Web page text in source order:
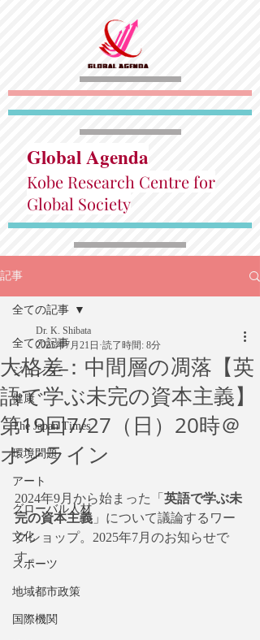
Global Agenda
Kobe Research Centre for
Global Society
記事
全ての記事
ジェンダー
健康
The Japan Times
環境問題
アート
グローバル人材
文化
スポーツ
地域都市政策
国際機関
全ての記事
大格差：中間層の凋落【英
語で学ぶ未完の資本主義】
第19回7/27（日）20時＠
オンライン
Dr. K. Shibata
2025年7月21日 読了時間: 8分
2024年9月から始まった「 英語で学ぶ未
完の資本主義 」について議論するワー
クショップ。2025年7月のお知らせで
す。